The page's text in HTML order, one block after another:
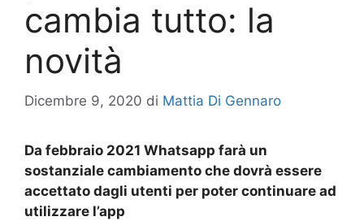
cambia tutto: la
novità
Dicembre 9, 2020 di Mattia Di Gennaro
Da febbraio 2021 Whatsapp farà un
sostanziale cambiamento che dovrà essere
accettato dagli utenti per poter continuare ad
utilizzare l’app